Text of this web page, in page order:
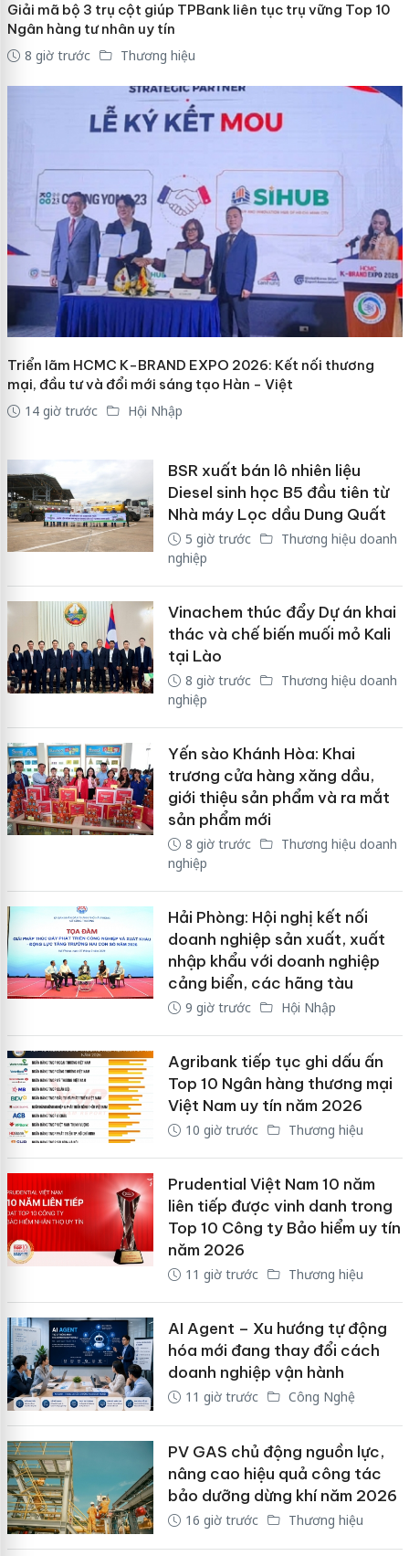
Giải mã bộ 3 trụ cột giúp TPBank liên tục trụ vững Top 10
Ngân hàng tư nhân uy tín
8 giờ trước
Thương hiệu
Triển lãm HCMC K-BRAND EXPO 2026: Kết nối thương
mại, đầu tư và đổi mới sáng tạo Hàn - Việt
14 giờ trước
Hội Nhập
BSR xuất bán lô nhiên liệu
Diesel sinh học B5 đầu tiên từ
Nhà máy Lọc dầu Dung Quất
5 giờ trước
Thương hiệu doanh
nghiệp
Vinachem thúc đẩy Dự án khai
thác và chế biến muối mỏ Kali
tại Lào
8 giờ trước
Thương hiệu doanh
nghiệp
Yến sào Khánh Hòa: Khai
trương cửa hàng xăng dầu,
giới thiệu sản phẩm và ra mắt
sản phẩm mới
8 giờ trước
Thương hiệu doanh
nghiệp
Hải Phòng: Hội nghị kết nối
doanh nghiệp sản xuất, xuất
nhập khẩu với doanh nghiệp
cảng biển, các hãng tàu
9 giờ trước Hội Nhập
Agribank tiếp tục ghi dấu ấn
Top 10 Ngân hàng thương mại
Việt Nam uy tín năm 2026
10 giờ trước Thương hiệu
Prudential Việt Nam 10 năm
liên tiếp được vinh danh trong
Top 10 Công ty Bảo hiểm uy tín
năm 2026
11 giờ trước Thương hiệu
AI Agent – Xu hướng tự động
hóa mới đang thay đổi cách
doanh nghiệp vận hành
11 giờ trước Công Nghệ
PV GAS chủ động nguồn lực,
nâng cao hiệu quả công tác
bảo dưỡng dừng khí năm 2026
16 giờ trước Thương hiệu